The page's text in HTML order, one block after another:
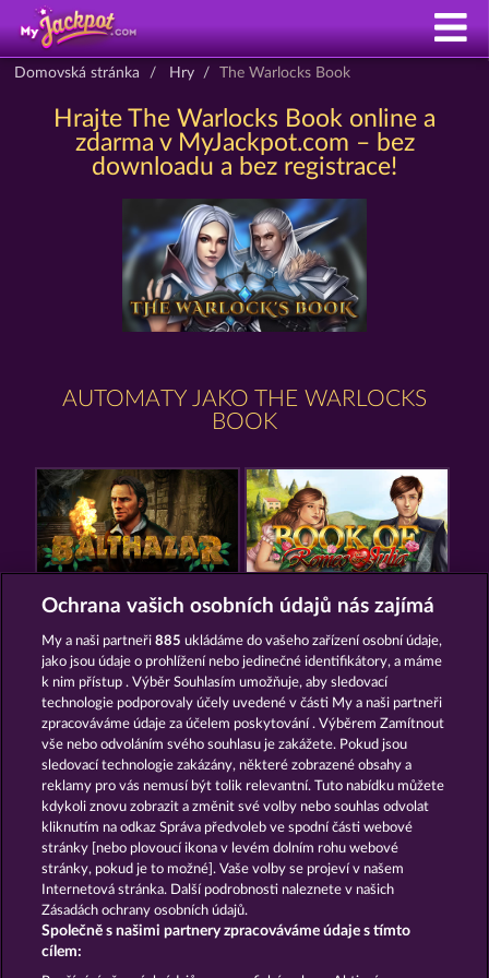
Domovská stránka Hry The Warlocks Book
Hrajte The Warlocks Book online a
zdarma v MyJackpot.com – bez
downloadu a bez registrace!
AUTOMATY JAKO THE WARLOCKS
BOOK
BALTHAZAR BOOK OF ROMEO AND JULIA
MAGIC BOOK BOOK OF THE AGES
Podmínky Prohlášení o ochraně údajů
Kontakt Společnost Časté dotazy
Glosář Partnerský program Facebook
Ochrana vašich osobních údajů nás zajímá
My a naši partneři885 ukládáme do vašeho zařízení osobní údaje,
jako jsou údaje o prohlížení nebo jedinečné identifikátory, a máme
k nim přístup . Výběr Souhlasím umožňuje, aby sledovací
technologie podporovaly účely uvedené v části My a naši partneři
zpracováváme údaje za účelem poskytování . Výběrem Zamítnout
vše nebo odvoláním svého souhlasu je zakážete. Pokud jsou
sledovací technologie zakázány, některé zobrazené obsahy a
reklamy pro vás nemusí být tolik relevantní. Tuto nabídku můžete
kdykoli znovu zobrazit a změnit své volby nebo souhlas odvolat
kliknutím na odkaz Správa předvoleb ve spodní části webové
stránky [nebo plovoucí ikona v levém dolním rohu webové
stránky, pokud je to možné]. Vaše volby se projeví v našem
Internetová stránka. Další podrobnosti naleznete v našich
Zásadách ochrany osobních údajů.
Společně s našimi partnery zpracováváme údaje s tímto
cílem: